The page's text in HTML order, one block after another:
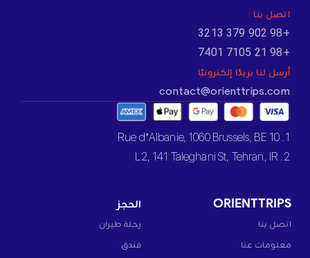
اتصل بنا
+98 902 379 3213
+98 21 7105 7401
أرسل لنا بريدًا إلكترونيًا
contact@orienttrips.com
1. 10 Rue d’Albanie, 1060 Brussels, BE
2. L2, 141 Taleghani St, Tehran, IR
ORIENTTRIPS
اتصل بنا
معلومات عنا
الحجز
رحلة طيران
فندق